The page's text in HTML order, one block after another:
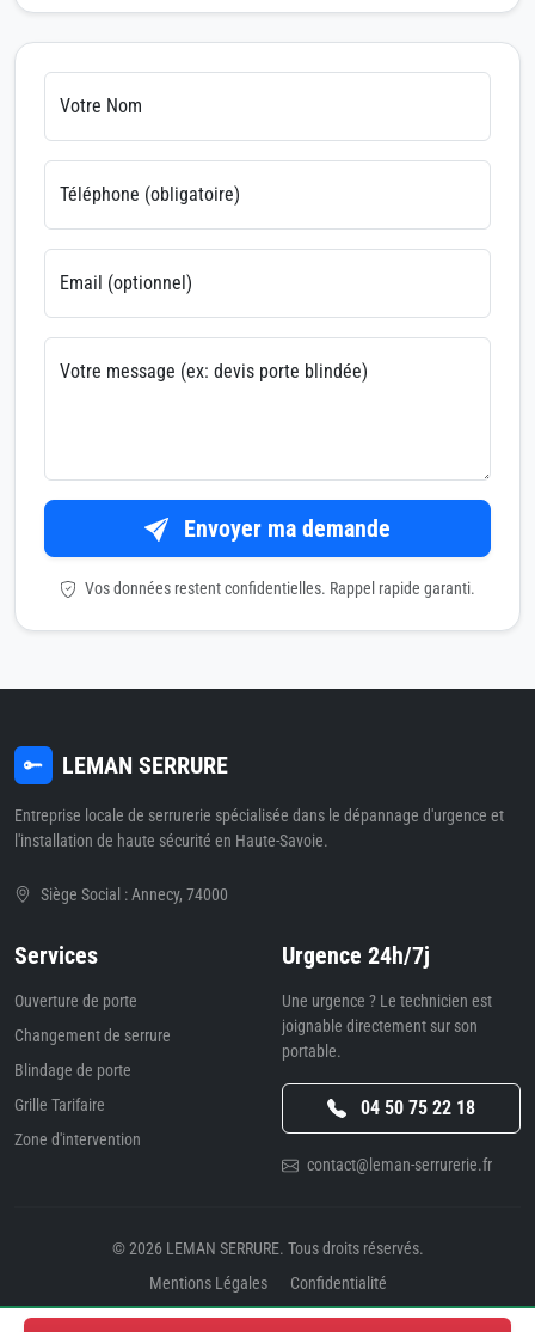
Votre Nom
Téléphone (obligatoire)
Email (optionnel)
Votre message (ex: devis porte blindée)
Envoyer ma demande
Vos données restent confidentielles. Rappel rapide garanti.
LEMAN SERRURE
Entreprise locale de serrurerie spécialisée dans le dépannage d'urgence et
l'installation de haute sécurité en Haute-Savoie.
Siège Social : Annecy, 74000
Services
Ouverture de porte
Changement de serrure
Blindage de porte
Grille Tarifaire
Zone d'intervention
Urgence 24h/7j
Une urgence ? Le technicien est
joignable directement sur son
portable.
04 50 75 22 18
contact@leman-serrurerie.fr
© 2026 LEMAN SERRURE. Tous droits réservés.
Mentions Légales
Confidentialité